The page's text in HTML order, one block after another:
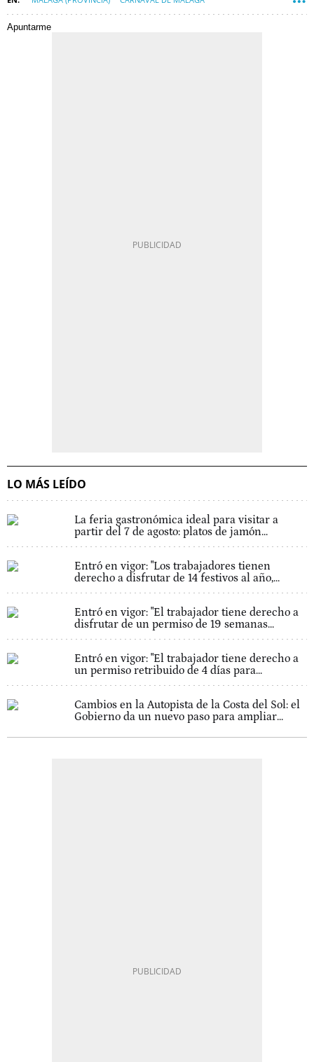
Apuntarme
LO MÁS LEÍDO
La feria gastronómica ideal para visitar a
partir del 7 de agosto: platos de jamón...
Entró en vigor: "Los trabajadores tienen
derecho a disfrutar de 14 festivos al año,...
Entró en vigor: "El trabajador tiene derecho a
disfrutar de un permiso de 19 semanas...
Entró en vigor: "El trabajador tiene derecho a
un permiso retribuido de 4 días para...
Cambios en la Autopista de la Costa del Sol: el
Gobierno da un nuevo paso para ampliar...